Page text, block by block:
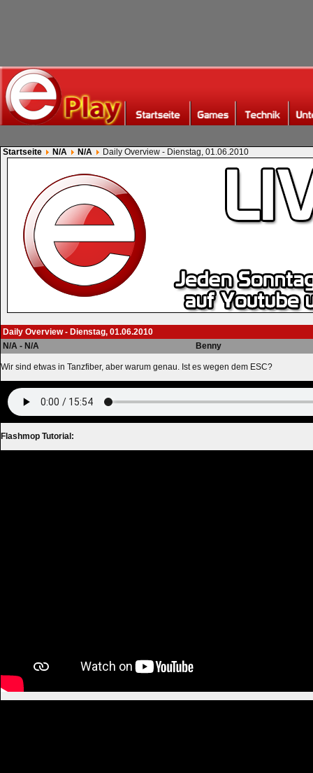
Startseite N/A N/A Daily Overview - Dienstag, 01.06.2010
Daily Overview - Dienstag, 01.06.2010
N/A - N/A
Benny
Wir sind etwas in Tanzfiber, aber warum genau. Ist es wegen dem ESC?
Flashmop Tutorial: